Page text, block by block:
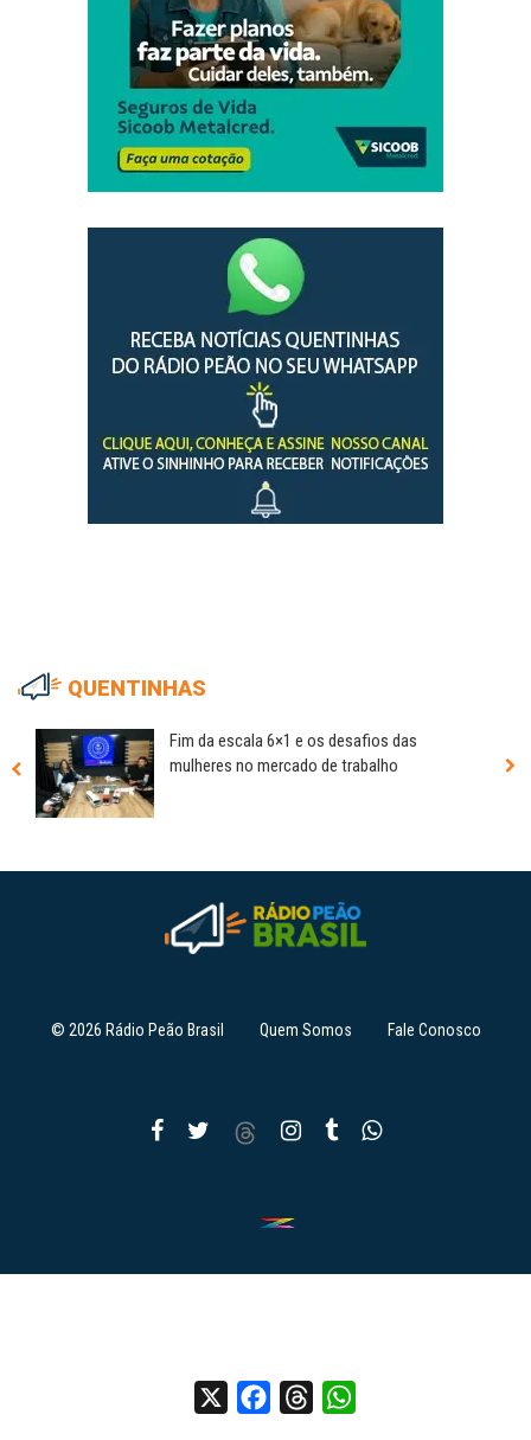
QUENTINHAS
Fim da escala 6×1 e os desafios das
mulheres no mercado de trabalho
© 2026 Rádio Peão Brasil Quem Somos Fale Conosco
X FacebookThreadsWhatsApp